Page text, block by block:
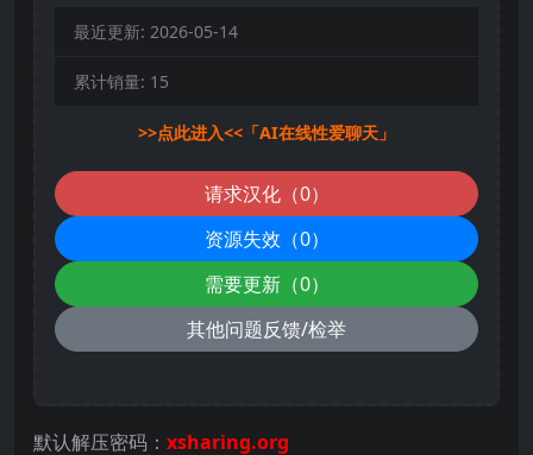
最近更新: 2026-05-14
累计销量: 15
>>点此进入<<「AI在线性爱聊天」
请求汉化（0）
资源失效（0）
需要更新（0）
其他问题反馈/检举
默认解压密码： xsharing.org